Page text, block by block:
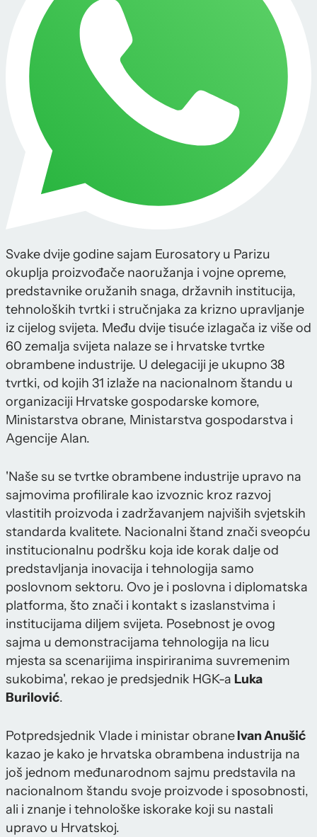
Svake dvije godine sajam Eurosatory u Parizu
okuplja proizvođače naoružanja i vojne opreme,
predstavnike oružanih snaga, državnih institucija,
tehnoloških tvrtki i stručnjaka za krizno upravljanje
iz cijelog svijeta. Među dvije tisuće izlagača iz više od
60 zemalja svijeta nalaze se i hrvatske tvrtke
obrambene industrije. U delegaciji je ukupno 38
tvrtki, od kojih 31 izlaže na nacionalnom štandu u
organizaciji Hrvatske gospodarske komore,
Ministarstva obrane, Ministarstva gospodarstva i
Agencije Alan.
'Naše su se tvrtke obrambene industrije upravo na
sajmovima profilirale kao izvoznic kroz razvoj
vlastitih proizvoda i zadržavanjem najviših svjetskih
standarda kvalitete. Nacionalni štand znači sveopću
institucionalnu podršku koja ide korak dalje od
predstavljanja inovacija i tehnologija samo
poslovnom sektoru. Ovo je i poslovna i diplomatska
platforma, što znači i kontakt s izaslanstvima i
institucijama diljem svijeta. Posebnost je ovog
sajma u demonstracijama tehnologija na licu
mjesta sa scenarijima inspiriranima suvremenim
sukobima', rekao je predsjednik HGK-a Luka
Burilović.
Potpredsjednik Vlade i ministar obraneIvan Anušić
kazao je kako je hrvatska obrambena industrija na
još jednom međunarodnom sajmu predstavila na
nacionalnom štandu svoje proizvode i sposobnosti,
ali i znanje i tehnološke iskorake koji su nastali
upravo u Hrvatskoj.